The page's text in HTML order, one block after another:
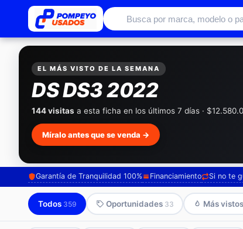
Autos usados con garantía de
EL MÁS VISTO DE LA SEMANA
DS DS3 2022
144 visitas a esta ficha en los últimos 7 días ·
Míralo antes que se venda →
Garantía de Tranquilidad 100% Financiamiento Si no te
Todos 359 Oportunidades 33 Más vistos